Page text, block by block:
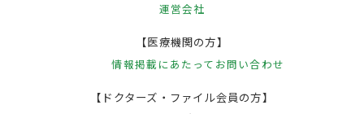
運営会社
【医療機関の方】
情報掲載にあたって お問い合わせ
【ドクターズ・ファイル会員の方】